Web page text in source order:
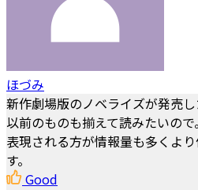
ほづみ
新作劇場版のノベライズが発売
以前のものも揃えて読みたいの
表現される方が情報量も多くよ
す。
Good